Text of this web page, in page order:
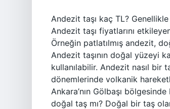
Andezit taşı kaç TL?
Andezit taşı fiyatlarını
Örneğin patlatılmış andezit,
Andezit taşının doğal yüzeyi
kullanılabilir. Andezit nasıl bir
dönemlerinde volkanik
Ankara’nın Gölbaşı
doğal taş mı? Doğal bir taş